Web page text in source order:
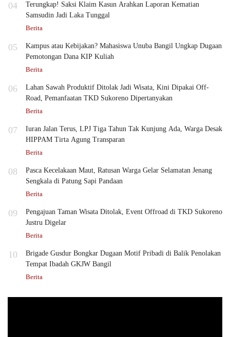
04
Terungkap! Saksi Klaim Kasun Arahkan Laporan Kematian
Samsudin Jadi Laka Tunggal
Berita
05
Kampus atau Kebijakan? Mahasiswa Unuba Bangil Ungkap Dugaan
Pemotongan Dana KIP Kuliah
Berita
06
Lahan Sawah Produktif Ditolak Jadi Wisata, Kini Dipakai Off-
Road, Pemanfaatan TKD Sukoreno Dipertanyakan
Berita
07
Iuran Jalan Terus, LPJ Tiga Tahun Tak Kunjung Ada, Warga Desak
HIPPAM Tirta Agung Transparan
Berita
08
Pasca Kecelakaan Maut, Ratusan Warga Gelar Selamatan Jenang
Sengkala di Patung Sapi Pandaan
Berita
09
Pengajuan Taman Wisata Ditolak, Event Offroad di TKD Sukoreno
Justru Digelar
Berita
10
Brigade Gusdur Bongkar Dugaan Motif Pribadi di Balik Penolakan
Tempat Ibadah GKJW Bangil
Berita